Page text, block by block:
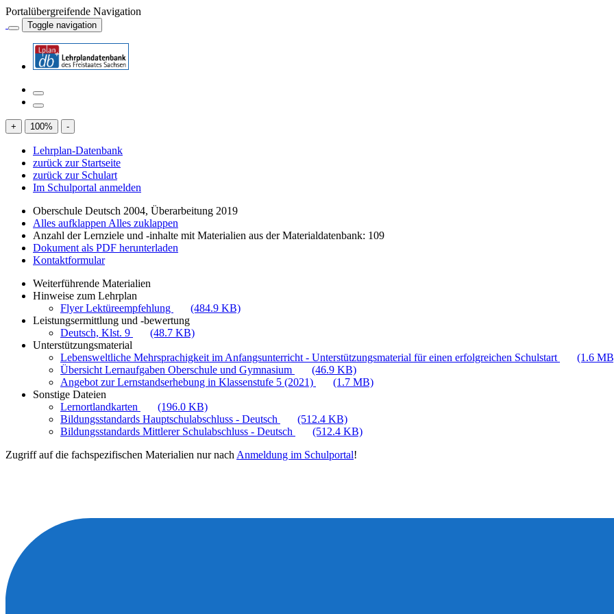
Portalübergreifende Navigation
Toggle navigation
+ 100% -
Lehrplan-Datenbank
zurück zur Startseite
zurück zur Schulart
Im Schulportal anmelden
Oberschule Deutsch 2004, Überarbeitung 2019
Alles aufklappen Alles zuklappen
Anzahl der Lernziele und -inhalte mit Materialien aus der Materialdatenbank: 109
Dokument als PDF herunterladen
Kontaktformular
Weiterführende Materialien
Hinweise zum Lehrplan
Flyer Lektüreempfehlung
(484.9 KB)
Leistungsermittlung und -bewertung
Deutsch, Klst. 9
(48.7 KB)
Unterstützungsmaterial
Lebensweltliche Mehrsprachigkeit im Anfangsunterricht - Unterstützungsmaterial für einen erfolgreichen Schulstart
(1.6
Übersicht Lernaufgaben Oberschule und Gymnasium
(46.9 KB)
Angebot zur Lernstandserhebung in Klassenstufe 5 (2021)
(1.7 MB)
Sonstige Dateien
Lernortlandkarten
(196.0 KB)
Bildungsstandards Hauptschulabschluss - Deutsch
(512.4 KB)
Bildungsstandards Mittlerer Schulabschluss - Deutsch
(512.4 KB)
Zugriff auf die fachspezifischen Materialien nur nach Anmeldung im Schulportal!